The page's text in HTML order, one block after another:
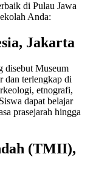
di Pulau Jawa
Anda:
Jakarta
disebut Museum
dan terlengkap di
etnografi,
dapat belajar
prasejarah hingga
(TMII),